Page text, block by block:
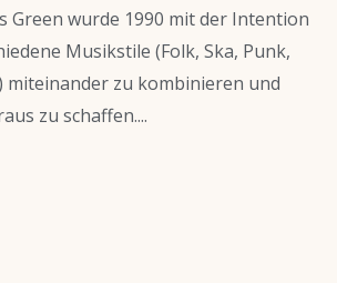
Green wurde 1990 mit der Intention
Musikstile (Folk, Ska, Punk,
miteinander zu kombinieren und
zu schaffen....